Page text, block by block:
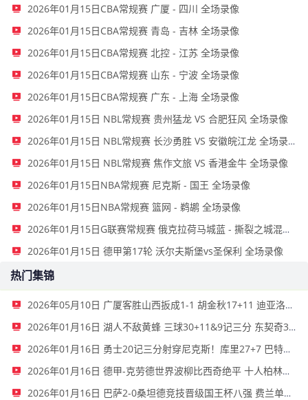
2026年01月15日CBA常规赛 广厦 - 四川 全场录像
2026年01月15日CBA常规赛 青岛 - 吉林 全场录像
2026年01月15日CBA常规赛 北控 - 江苏 全场录像
2026年01月15日CBA常规赛 山东 - 宁波 全场录像
2026年01月15日CBA常规赛 广东 - 上海 全场录像
2026年01月15日 NBL常规赛 贵州猛龙 VS 合肥狂风 全场录像
2026年01月15日 NBL常规赛 长沙勇胜 VS 安徽皖江龙 全场录像
2026年01月15日 NBL常规赛 焦作文旅 VS 香港金牛 全场录像
2026年01月15日NBA常规赛 尼克斯 - 国王 全场录像
2026年01月15日NBA常规赛 篮网 - 鹈鹕 全场录像
2026年01月15日G联赛常规赛 俄克拉荷马城蓝 - 撕裂之城混音 全场录像
2026年01月15日 德甲第17轮 沃尔夫斯堡vs圣保利 全场录像
热门集锦
2026年05月10日 广厦客胜山西扳成1-1 胡金秋17+11 迪亚洛关键上篮不中
2026年01月16日 湖人不敌黄蜂 三球30+11&9记三分 东契奇39分 詹姆斯29+9+6
2026年01月16日 勇士20记三分射穿尼克斯！库里27+7 巴特勒32+8 穆迪三分9中7
2026年01月16日 德甲-克劳德世界波柳比西奇绝平 十人柏林联合1-1奥格斯堡
2026年01月16日 巴萨2-0桑坦德竞技晋级国王杯八强 费兰单刀球破门亚马尔建功